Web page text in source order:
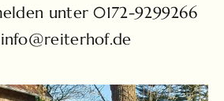
unter 0172-9299266
info@reiterhof.de